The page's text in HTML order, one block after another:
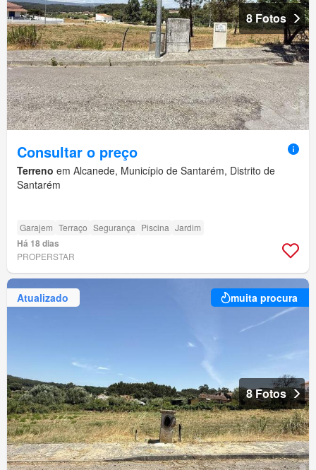
8 Fotos
Consultar o preço
Terreno em Alcanede, Município de Santarém, Distrito de
Santarém
Garajem Terraço Segurança Piscina Jardim
Há 18 dias
PROPERSTAR
Atualizado muita procura
8 Fotos